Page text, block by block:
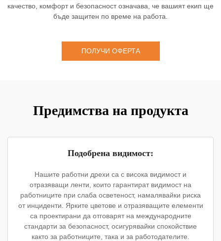
качество, комфорт и безопасност означава, че вашият екип ще
бъде защитен по време на работа.
ПОЛУЧИ ОФЕРТА
Предимства на продукта
Подобрена видимост:
Нашите работни дрехи са с висока видимост и
отразяващи ленти, които гарантират видимост на
работниците при слаба осветеност, намалявайки риска
от инциденти. Ярките цветове и отразяващите елементи
са проектирани да отговарят на международните
стандарти за безопасност, осигурявайки спокойствие
както за работниците, така и за работодателите.